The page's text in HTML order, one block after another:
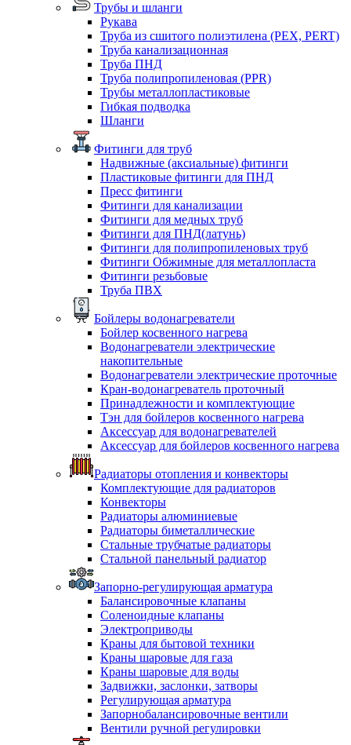
Трубы и шланги
Рукава
Труба из сшитого полиэтилена (PEX, PERT)
Труба канализационная
Труба ПНД
Труба полипропиленовая (PPR)
Трубы металлопластиковые
Гибкая подводка
Шланги
Фитинги для труб
Надвижные (аксиальные) фитинги
Пластиковые фитинги для ПНД
Пресс фитинги
Фитинги для канализации
Фитинги для медных труб
Фитинги для ПНД(латунь)
Фитинги для полипропиленовых труб
Фитинги Обжимные для металлопласта
Фитинги резьбовые
Труба ПВХ
Бойлеры водонагреватели
Бойлер косвенного нагрева
Водонагреватели электрические
накопительные
Водонагреватели электрические проточные
Кран-водонагреватель проточный
Принадлежности и комплектующие
Тэн для бойлеров косвенного нагрева
Аксессуар для водонагревателей
Аксессуар для бойлеров косвенного нагрева
Радиаторы отопления и конвекторы
Комплектующие для радиаторов
Конвекторы
Радиаторы алюминиевые
Радиаторы биметаллические
Стальные трубчатые радиаторы
Стальной панельный радиатор
Запорно-регулирующая арматура
Балансировочные клапаны
Соленоидные клапаны
Электроприводы
Краны для бытовой техники
Краны шаровые для газа
Краны шаровые для воды
Задвижки, заслонки, затворы
Регулирующая арматура
Запорнобалансировочные вентили
Вентили ручной регулировки